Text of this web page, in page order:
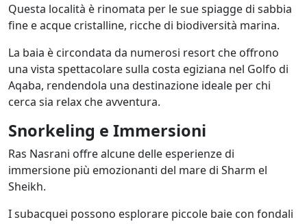
Questa località è rinomata per le sue spiagge di sabbia
fine e acque cristalline, ricche di biodiversità marina.
La baia è circondata da numerosi resort che offrono
una vista spettacolare sulla costa egiziana nel Golfo di
Aqaba, rendendola una destinazione ideale per chi
cerca sia relax che avventura.
Snorkeling e Immersioni
Ras Nasrani offre alcune delle esperienze di
immersione più emozionanti del mare di Sharm el
Sheikh.
I subacquei possono esplorare piccole baie con fondali